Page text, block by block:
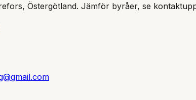
, Östergötland. Jämför byråer, se